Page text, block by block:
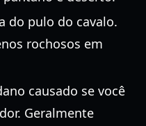
do pulo do cavalo.
rochosos em
causado se você
Geralmente